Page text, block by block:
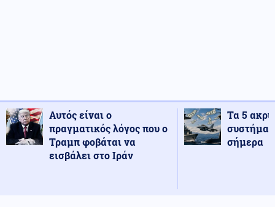
Αυτός είναι ο
πραγματικός λόγος που ο
Τραμπ φοβάται να
εισβάλει στο Ιράν
Τα 5
σήμερα